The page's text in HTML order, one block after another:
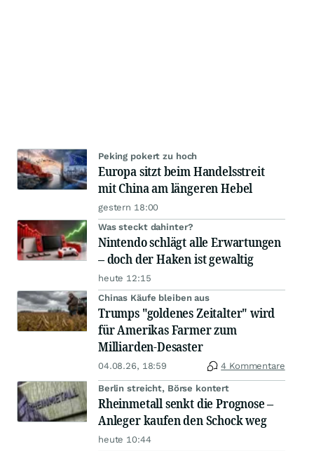
Peking pokert zu hoch
Europa sitzt beim Handelsstreit
mit China am längeren Hebel
gestern 18:00
Was steckt dahinter?
Nintendo schlägt alle Erwartungen
– doch der Haken ist gewaltig
heute 12:15
Chinas Käufe bleiben aus
Trumps "goldenes Zeitalter" wird
für Amerikas Farmer zum
Milliarden-Desaster
04.08.26, 18:59 4 Kommentare
Berlin streicht, Börse kontert
Rheinmetall senkt die Prognose –
Anleger kaufen den Schock weg
heute 10:44